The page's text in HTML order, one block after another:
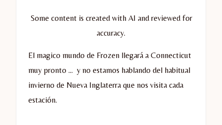
Some content is created with AI and reviewed for
accuracy.
El magico mundo de Frozen llegará a Connecticut
muy pronto … y no estamos hablando del habitual
invierno de Nueva Inglaterra que nos visita cada
estación.